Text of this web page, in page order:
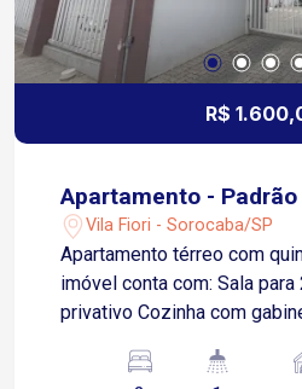
vida e tranquilidade no
R$
Apartamento - Padrão
Vila Fiori - Sorocaba/SP
Apartamento térreo com
imóvel conta com: Sala para 2 ambientes Quintal
privativo Cozinha com
social 1 vaga de garagem